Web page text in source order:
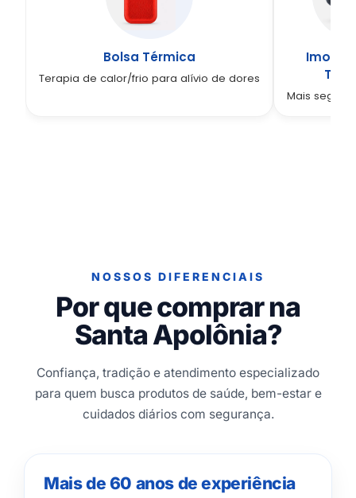
Bolsa Térmica
Terapia de calor/frio para alívio de dores
Mais
NOSSOS DIFERENCIAIS
Por que comprar na
Santa Apolônia?
Confiança, tradição e atendimento especializado
para quem busca produtos de saúde, bem-estar e
cuidados diários com segurança.
Mais de 60 anos de experiência